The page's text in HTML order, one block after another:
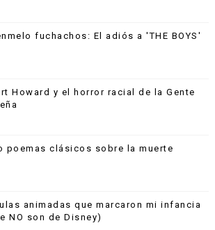
fuchachos: El adiós a 'THE BOYS'
Howard y el horror racial de la Gente
poemas clásicos sobre la muerte
animadas que marcaron mi infancia
NO son de Disney)